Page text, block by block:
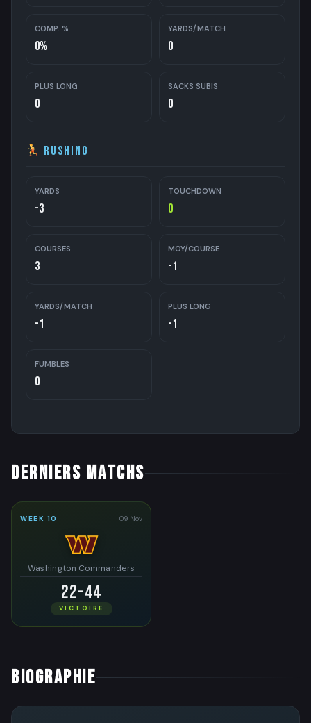
COMP. %
0%
YARDS/MATCH
0
PLUS LONG
0
SACKS SUBIS
0
Rushing
YARDS
-3
TOUCHDOWN
0
COURSES
3
MOY/COURSE
-1
YARDS/MATCH
-1
PLUS LONG
-1
FUMBLES
0
DERNIERS MATCHS
WEEK 10 09 Nov
Washington Commanders
22-44
VICTOIRE
BIOGRAPHIE